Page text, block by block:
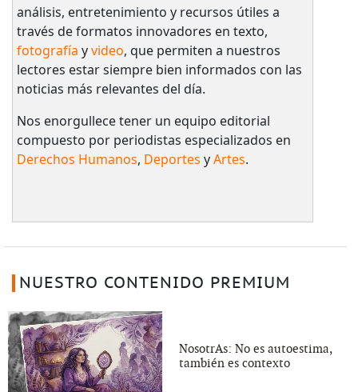
análisis, entretenimiento y recursos útiles a
través de formatos innovadores en texto,
fotografía yvideo, que permiten a nuestros
lectores estar siempre bien informados con las
noticias más relevantes del día.
Nos enorgullece tener un equipo editorial
compuesto por periodistas especializados en
Derechos Humanos, Deportes yArtes.
NUESTRO CONTENIDO PREMIUM
NosotrAs: No es autoestima,
también es contexto